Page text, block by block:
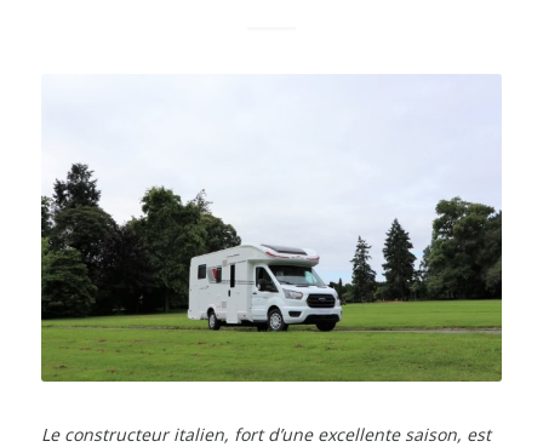
Le constructeur italien, fort d’une excellente saison, est